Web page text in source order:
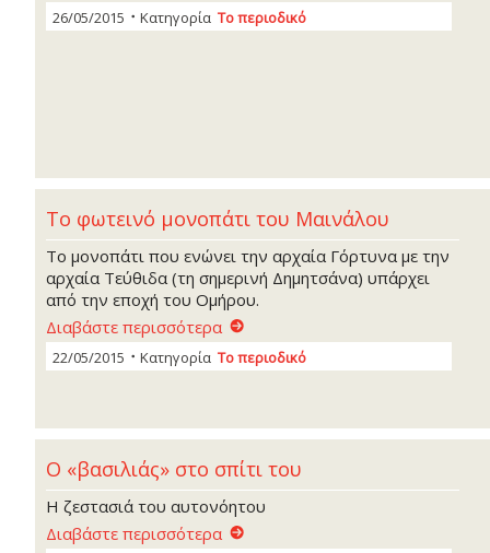
26/05/2015 Κατηγορία Το περιοδικό
Το φωτεινό μονοπάτι του Μαινάλου
Το μονοπάτι που ενώνει την αρχαία Γόρτυνα με την
αρχαία Τεύθιδα (τη σημερινή Δημητσάνα) υπάρχει
από την εποχή του Ομήρου.
Διαβάστε περισσότερα
22/05/2015 Κατηγορία Το περιοδικό
Ο «βασιλιάς» στο σπίτι του
Η ζεστασιά του αυτονόητου
Διαβάστε περισσότερα